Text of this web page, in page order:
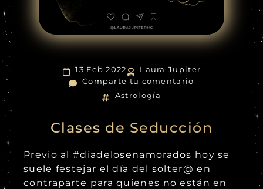
13 Feb 2022
Laura Jupiter
Comparte tu comentario
Astrología
Clases de Seducción
Previo al #diadelosenamorados hoy se
suele festejar el día del solter@ en
contraparte para quienes no están en